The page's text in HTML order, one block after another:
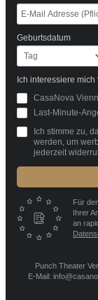
Geburtsdatum
Ich interessiere mich
CasaNova
Last-Minute-
Ich stimme zu,
werden, um
jederzeit
Für
Ihrer
an
Punch Theater
E-Mail: